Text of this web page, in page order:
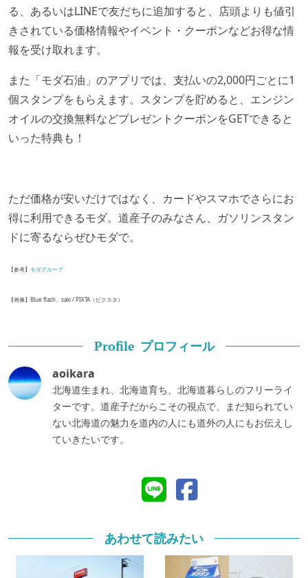
る、あるいはLINEで友だちに追加すると、店頭よりも値引
きされている価格情報やイベント・クーポンなどお得な情
報を受け取れます。
また「モダ石油」のアプリでは、支払いの2,000円ごとに1
個スタンプをもらえます。スタンプを貯めると、エンジン
オイルの交換無料などプレゼントクーポンをGETできると
いった特典も！
ただ価格が安いだけではなく、カードやスマホでさらにお
得に利用できるモダ。道産子のみなさん、ガソリンスタン
ドに寄るならぜひモダで。
【参考】 モダグループ
【画像】Blue flash、saki / PIXTA（ピクスタ）
Profile プロフィール
aoikara
北海道生まれ、北海道育ち、北海道暮らしのフリーライ
ターです。道産子だからこその視点で、まだ知られてい
ない北海道の魅力を道内の人にも道外の人にもお伝えし
ていきたいです。
あわせて読みたい